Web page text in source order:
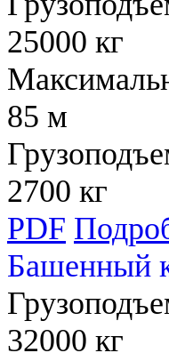
25000 кг
85 м
2700 кг
PDF
Башенный
32000 кг